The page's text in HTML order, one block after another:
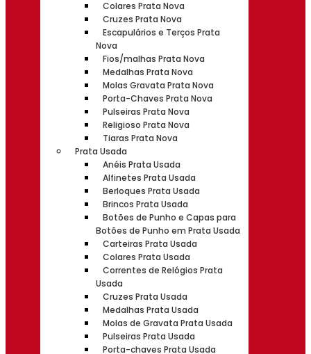
Colares Prata Nova
Cruzes Prata Nova
Escapulários e Terços Prata
Nova
Fios/malhas Prata Nova
Medalhas Prata Nova
Molas Gravata Prata Nova
Porta-Chaves Prata Nova
Pulseiras Prata Nova
Religioso Prata Nova
Tiaras Prata Nova
Prata Usada
Anéis Prata Usada
Alfinetes Prata Usada
Berloques Prata Usada
Brincos Prata Usada
Botões de Punho e Capas para
Botões de Punho em Prata Usada
Carteiras Prata Usada
Colares Prata Usada
Correntes de Relógios Prata
Usada
Cruzes Prata Usada
Medalhas Prata Usada
Molas de Gravata Prata Usada
Pulseiras Prata Usada
Porta-chaves Prata Usada